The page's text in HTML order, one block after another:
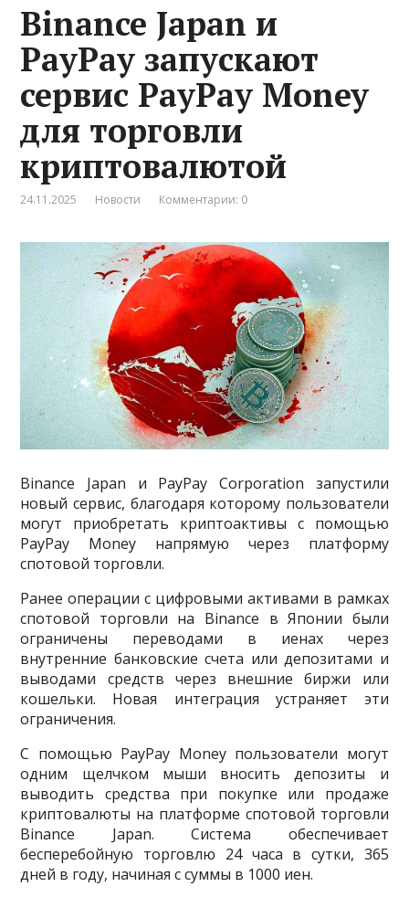
Binance Japan и
PayPay запускают
сервис PayPay Money
для торговли
криптовалютой
24.11.2025 Новости Комментарии: 0
Binance Japan и PayPay Corporation запустили
новый сервис, благодаря которому пользователи
могут приобретать криптоактивы с помощью
PayPay Money напрямую через платформу
спотовой торговли.
Ранее операции с цифровыми активами в рамках
спотовой торговли на Binance в Японии были
ограничены переводами в иенах через
внутренние банковские счета или депозитами и
выводами средств через внешние биржи или
кошельки. Новая интеграция устраняет эти
ограничения.
С помощью PayPay Money пользователи могут
одним щелчком мыши вносить депозиты и
выводить средства при покупке или продаже
криптовалюты на платформе спотовой торговли
Binance Japan. Система обеспечивает
бесперебойную торговлю 24 часа в сутки, 365
дней в году, начиная с суммы в 1000 иен.